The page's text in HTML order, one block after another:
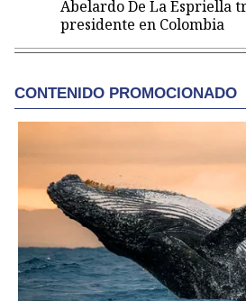
Abelardo De La Espriella
presidente en Colombia